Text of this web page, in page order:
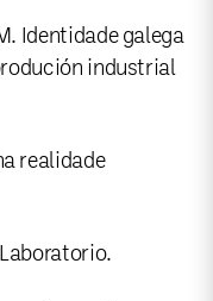
Identidade galega
industrial
realidade